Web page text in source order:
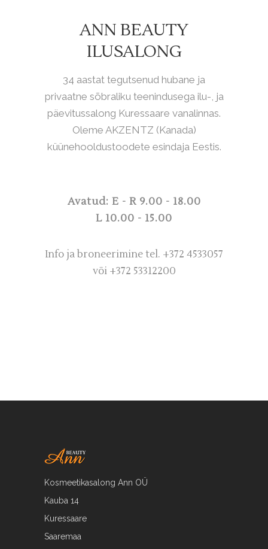
ANN BEAUTY
ILUSALONG
34 aastat tegutsenud hubane ja
privaatne sõbraliku teenindusega ilu-, ja
päevitussalong Kuressaare vanalinnas.
Oleme AKZENTZ (Kanada)
küünehooldustoodete esindaja Eestis.
Avatud: E - R 9.00 - 18.00
L 10.00 - 15.00
Info ja broneerimine tel. +372 4533057
või +372 53312200
Kosmeetikasalong Ann OÜ
Kauba 14
Kuressaare
Saaremaa